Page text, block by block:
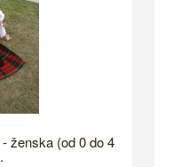
ženska (od 0 do 4